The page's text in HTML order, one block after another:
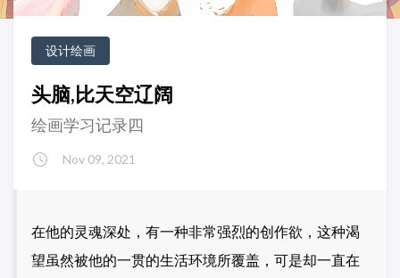
设计绘画
头脑,比天空辽阔
绘画学习记录四
Nov 09, 2021
在他的灵魂深处，有一种非常强烈的创作欲，这种渴
望虽然被他的一贯的生活环境所覆盖，可是却一直在